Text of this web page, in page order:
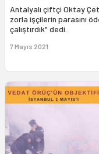
Antalyalı çiftçi Oktay
zorla işçilerin parasını
çalıştırdık" dedi.
7 Mayıs 2021